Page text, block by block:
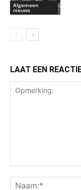
Algemeen
nieuws
LAAT EEN